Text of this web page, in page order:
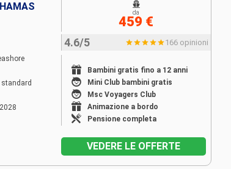
standard
4.6/5 166 opinioni
Bambini gratis fino a 12 anni
Mini Club bambini gratis
Msc Voyagers Club
Animazione a bordo
Pensione completa
da
459 €
VEDERE LE OFFERTE